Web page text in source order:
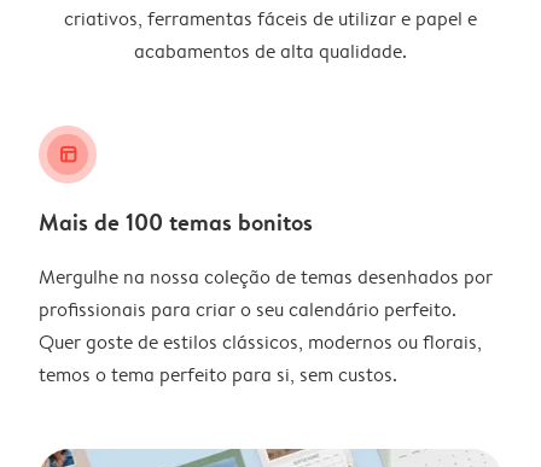
criativos, ferramentas fáceis de utilizar e papel e
acabamentos de alta qualidade.
layout_alt
Mais de 100 temas bonitos
Mergulhe na nossa coleção de temas desenhados por
profissionais para criar o seu calendário perfeito.
Quer goste de estilos clássicos, modernos ou florais,
temos o tema perfeito para si, sem custos.